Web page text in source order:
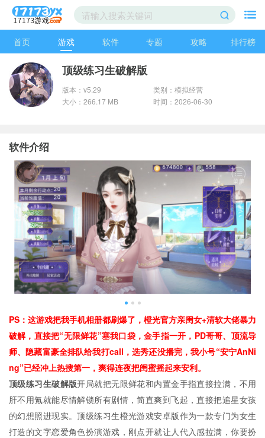
首页 游戏 软件 专题 攻略 排行榜
顶级练习生破解版
版本：v5.29
类别：模拟经营
大小：266.17 MB
时间：2026-06-30
软件介绍
PS：这游戏把我手机相册都刷爆了，橙光官方亲闺女+清软大佬暴力
破解，直接把“无限鲜花”塞我口袋，金手指一开，PD哥哥、顶流导
师、隐藏富豪全排队给我打call，选秀还没播完，我小号“安宁AnNi
ng”已经冲上热搜第一，爽得连夜把闺蜜摇起来安利。
顶级练习生破解版开局就把无限鲜花和内置金手指直接拉满，不用
肝不用氪就能尽情解锁所有剧情，简直爽到飞起，直接把追星女孩
的幻想照进现实。顶级练习生橙光游戏安卓版作为一款专门为女生
打造的文字恋爱角色扮演游戏，刚点开就让人代入感拉满，你要扮